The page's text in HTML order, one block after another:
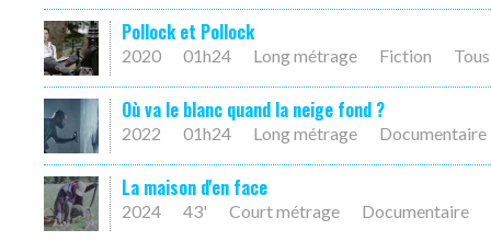
Pollock et Pollock
2020 01h24 Long métrage Fiction
Où va le blanc quand la neige fond ?
2022 01h24 Long métrage Documentaire
La maison d'en face
2024 43' Court métrage Documentaire